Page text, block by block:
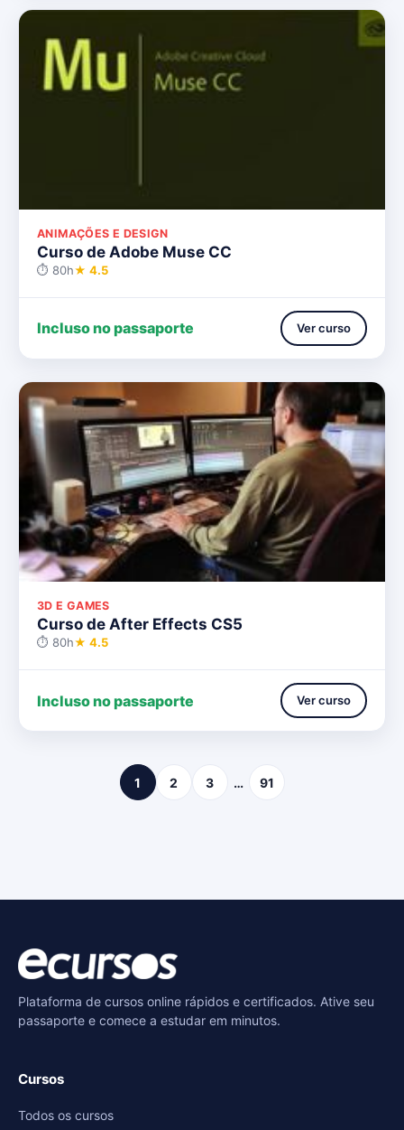
ANIMAÇÕES E DESIGN
Curso de Adobe Muse CC
⏱ 80h★ 4.5
Incluso no passaporte Ver curso
3D E GAMES
Curso de After Effects CS5
⏱ 80h★ 4.5
Incluso no passaporte Ver curso
1 2 3 … 91
Plataforma de cursos online rápidos e certificados. Ative seu
passaporte e comece a estudar em minutos.
Cursos
Todos os cursos